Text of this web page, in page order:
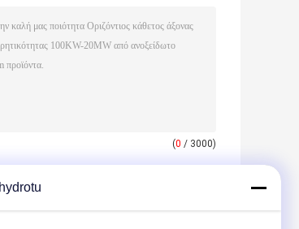
(0 / 3000)
hydrotu